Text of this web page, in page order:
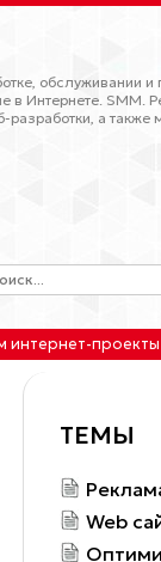
обслуживании и
Интернете. SMM.
а
интернет-проекты
ТЕМЫ
Web